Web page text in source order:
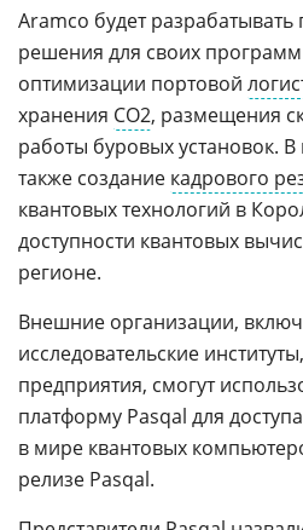
Aramco будет
решения для своих программ
оптимизации портовой
хранения CO2, размещения
работы буровых установок.
также создание кадрового
квантовых технологий в
доступности квантовых
регионе.
Внешние организации,
исследовательские институты,
предприятия, смогут
платформу Pasqal для
в мире квантовых
релизе Pasqal.